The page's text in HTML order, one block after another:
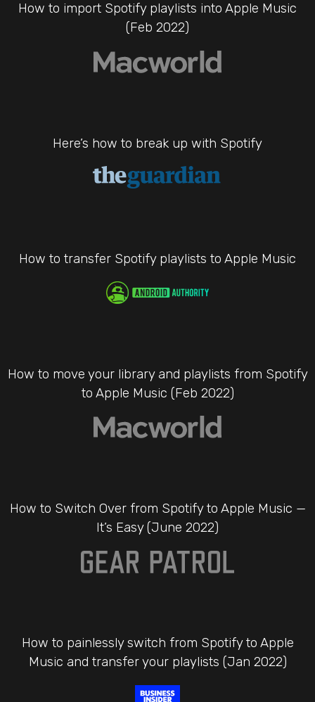
How to import Spotify playlists into Apple Music
(Feb 2022)
Here’s how to break up with Spotify
How to transfer Spotify playlists to Apple Music
How to move your library and playlists from Spotify
to Apple Music (Feb 2022)
How to Switch Over from Spotify to Apple Music —
It’s Easy (June 2022)
How to painlessly switch from Spotify to Apple
Music and transfer your playlists (Jan 2022)